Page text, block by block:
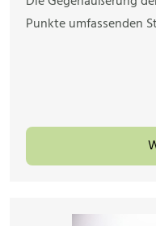
Punkte umfassenden